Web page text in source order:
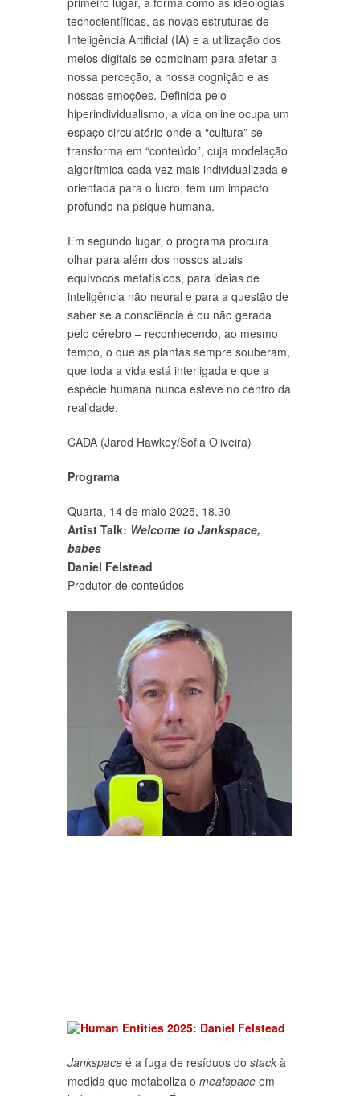
tecnocientíficas, as novas estruturas de
Inteligência Artificial (IA) e a utilização dos
meios digitais se combinam para afetar a
nossa perceção, a nossa cognição e as
nossas emoções. Definida pelo
hiperindividualismo, a vida online ocupa um
espaço circulatório onde a “cultura” se
transforma em “conteúdo”, cuja modelação
algorítmica cada vez mais individualizada e
orientada para o lucro, tem um impacto
profundo na psique humana.
Em segundo lugar, o programa procura
olhar para além dos nossos atuais
equívocos metafísicos, para ideias de
inteligência não neural e para a questão de
saber se a consciência é ou não gerada
pelo cérebro – reconhecendo, ao mesmo
tempo, o que as plantas sempre souberam,
que toda a vida está interligada e que a
espécie humana nunca esteve no centro da
realidade.
CADA (Jared Hawkey/Sofia Oliveira)
Programa
Quarta, 14 de maio 2025, 18.30
Artist Talk: Welcome to Jankspace,
babes
Daniel Felstead
Produtor de conteúdos
Jankspace é a fuga de resíduos do stack à
medida que metaboliza o meatspace em